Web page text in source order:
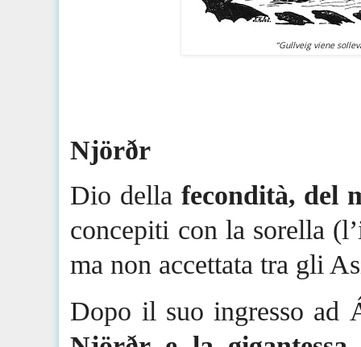
“Gullveig viene
Njörðr
Dio della fecondità, del
concepiti con la sorella
ma non accettata tra gli
Dopo il suo ingresso ad